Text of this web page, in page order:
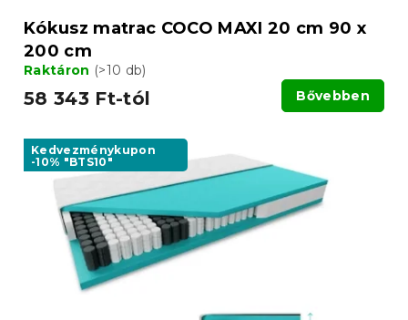
Kókusz matrac COCO MAXI 20 cm 90 x
200 cm
Raktáron (>10 db)
58 343 Ft-tól Bővebben
Kedvezménykupon
-10% "BTS10"